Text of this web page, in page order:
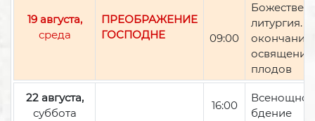
19 августа,
среда
ПРЕОБРАЖЕНИЕ
ГОСПОДНЕ
09:00
литургия.
окончании
освящение
плодов
22 августа,
суббота
16:00
Всенощное
бдение